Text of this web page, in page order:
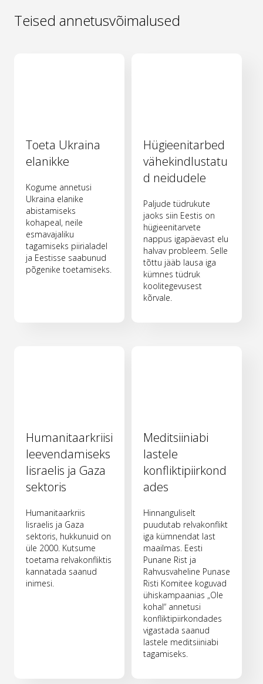
Teised annetusvõimalused
Toeta Ukraina
elanikke
Kogume annetusi
Ukraina elanike
abistamiseks
kohapeal, neile
esmavajaliku
tagamiseks piirialadel
ja Eestisse saabunud
põgenike toetamiseks.
Hügieenitarbed
vähekindlustatu
d neidudele
Paljude tüdrukute
jaoks siin Eestis on
hügieenitarvete
nappus igapäevast elu
halvav probleem. Selle
tõttu jääb lausa iga
kümnes tüdruk
koolitegevusest
kõrvale.
Humanitaarkriisi
leevendamiseks
Iisraelis ja Gaza
sektoris
Humanitaarkriis
Iisraelis ja Gaza
sektoris, hukkunuid on
üle 2000. Kutsume
toetama relvakonfliktis
kannatada saanud
inimesi.
Meditsiiniabi
lastele
konfliktipiirkond
ades
Hinnanguliselt
puudutab relvakonflikt
iga kümnendat last
maailmas. Eesti
Punane Rist ja
Rahvusvaheline Punase
Risti Komitee koguvad
ühiskampaanias „Ole
kohal“ annetusi
konfliktipiirkondades
vigastada saanud
lastele meditsiiniabi
tagamiseks.